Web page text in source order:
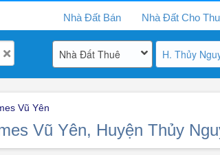
Nhà Đất Bán Nhà Đất Cho
Nhà Đất Thuê H. Thủy
Vũ Yên
Vũ Yên, Huyện Thủy